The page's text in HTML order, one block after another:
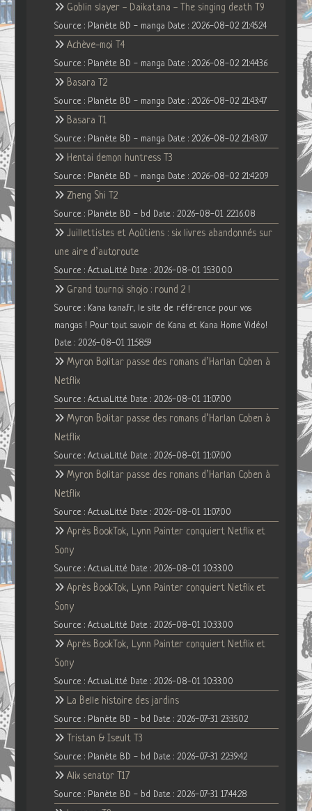
Goblin slayer - Daikatana - The singing death T9
Source : Planète BD - manga Date : 2026-08-02 21:45:24
Achève-moi T4
Source : Planète BD - manga Date : 2026-08-02 21:44:36
Basara T2
Source : Planète BD - manga Date : 2026-08-02 21:43:47
Basara T1
Source : Planète BD - manga Date : 2026-08-02 21:43:07
Hentai demon huntress T3
Source : Planète BD - manga Date : 2026-08-02 21:42:09
Zheng Shi T2
Source : Planète BD - bd Date : 2026-08-01 22:16:08
Juillettistes et Aoûtiens : six livres abandonnés sur
une aire d’autoroute
Source : ActuaLitté Date : 2026-08-01 15:30:00
Grand tournoi shojo : round 2 !
Source : Kana kana.fr, le site de référence pour vos
mangas ! Pour tout savoir de Kana et Kana Home Vidéo!
Date : 2026-08-01 11:58:59
Myron Bolitar passe des romans d’Harlan Coben à
Netflix
Source : ActuaLitté Date : 2026-08-01 11:07:00
Myron Bolitar passe des romans d’Harlan Coben à
Netflix
Source : ActuaLitté Date : 2026-08-01 11:07:00
Myron Bolitar passe des romans d’Harlan Coben à
Netflix
Source : ActuaLitté Date : 2026-08-01 11:07:00
Après BookTok, Lynn Painter conquiert Netflix et
Sony
Source : ActuaLitté Date : 2026-08-01 10:33:00
Après BookTok, Lynn Painter conquiert Netflix et
Sony
Source : ActuaLitté Date : 2026-08-01 10:33:00
Après BookTok, Lynn Painter conquiert Netflix et
Sony
Source : ActuaLitté Date : 2026-08-01 10:33:00
La Belle histoire des jardins
Source : Planète BD - bd Date : 2026-07-31 23:35:02
Tristan & Iseult T3
Source : Planète BD - bd Date : 2026-07-31 22:39:42
Alix senator T17
Source : Planète BD - bd Date : 2026-07-31 17:44:28